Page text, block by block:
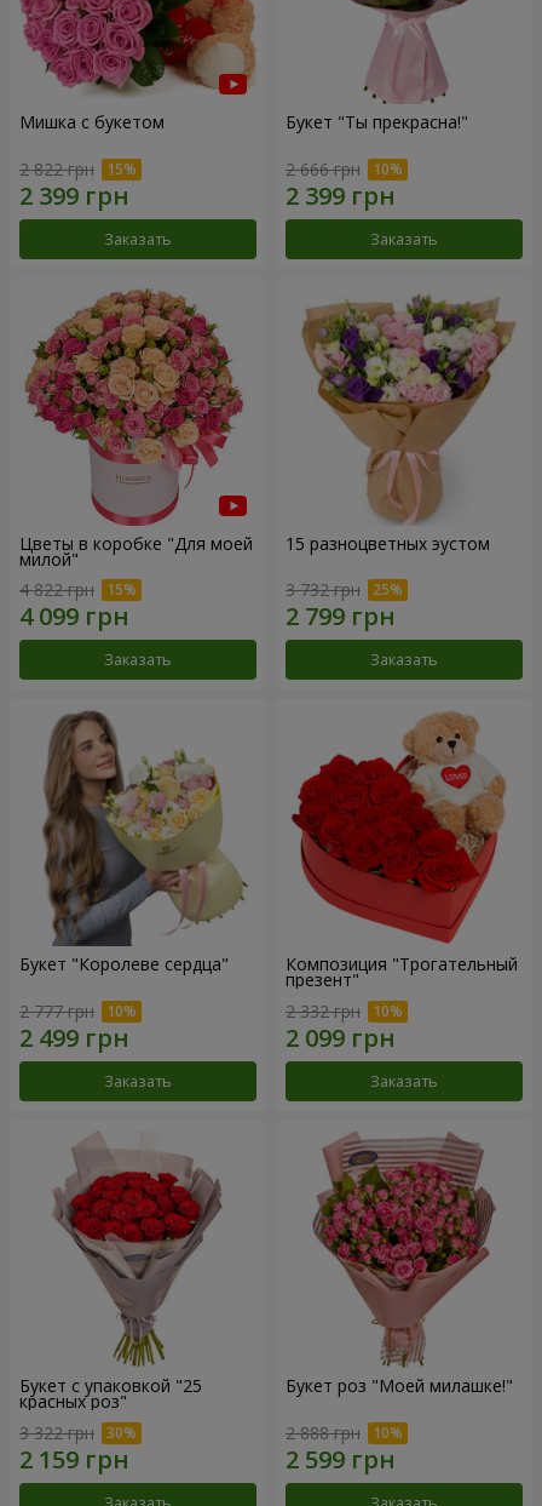
Мишка с букетом
2 822 грн
Заказать
Букет "Ты прекрасна!"
2 666 грн
Заказать
Цветы в коробке "Для моей
милой"
4 822 грн
Заказать
15 разноцветных эустом
3 732 грн
Заказать
Букет "Королеве сердца"
2 777 грн
Заказать
Композиция "Трогательный
презент"
2 332 грн
Заказать
Букет с упаковкой "25
красных роз"
3 322 грн
Букет роз "Моей милашке!"
2 888 грн